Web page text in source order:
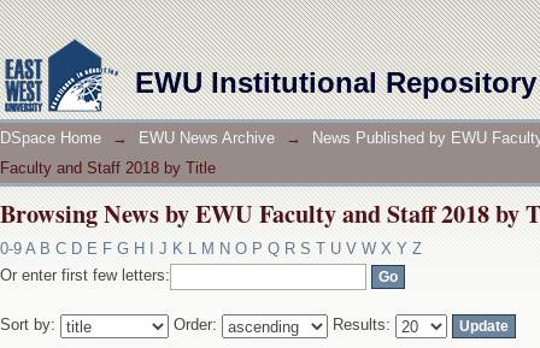
EWU Institutional Repository
Browsing News by EWU Faculty and Staff 2018 by
DSpace Home → EWU News Archive →
News Published by EWU
Faculty and Staff 2018 by Title
Browsing News by EWU Faculty and Staff 2018 by
0-9 A B C D E F G H J K L M N O P Q R S T U V W X Y Z
Or enter first few letters:
Sort by: Order: Results: